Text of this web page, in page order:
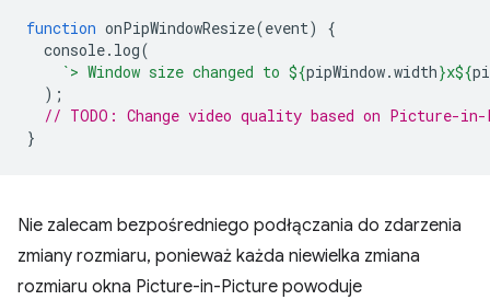
function onPipWindowResize(event)
{
console. log(
`> Window size changed to ${pipWindow.width}x${
);
// TODO: Change video quality based on Picture-
}
Nie zalecam bezpośredniego podłączania do zdarzenia
zmiany rozmiaru, ponieważ każda niewielka zmiana
rozmiaru okna Picture-in-Picture powoduje